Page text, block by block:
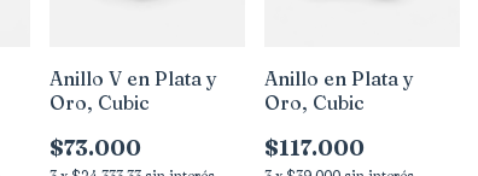
Anillo V en Plata y
Oro, Cubic
$73.000
Anillo en Plata y
Oro, Cubic
$117.000